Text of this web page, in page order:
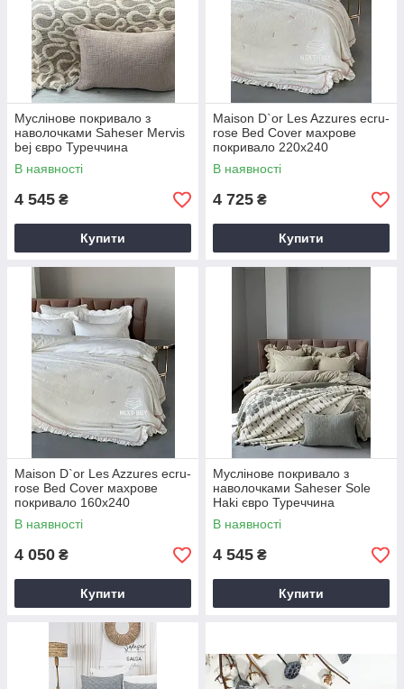
Муслінове покривало з
наволочками Saheser Mervis
bej євро Туреччина
В наявності
4 545 ₴
Купити
Maison D`or Les Azzures ecru-
rose Bed Cover махрове
покривало 220х240
В наявності
4 725 ₴
Купити
Maison D`or Les Azzures ecru-
rose Bed Cover махрове
покривало 160х240
В наявності
4 050 ₴
Купити
Муслінове покривало з
наволочками Saheser Sole
Haki євро Туреччина
В наявності
4 545 ₴
Купити